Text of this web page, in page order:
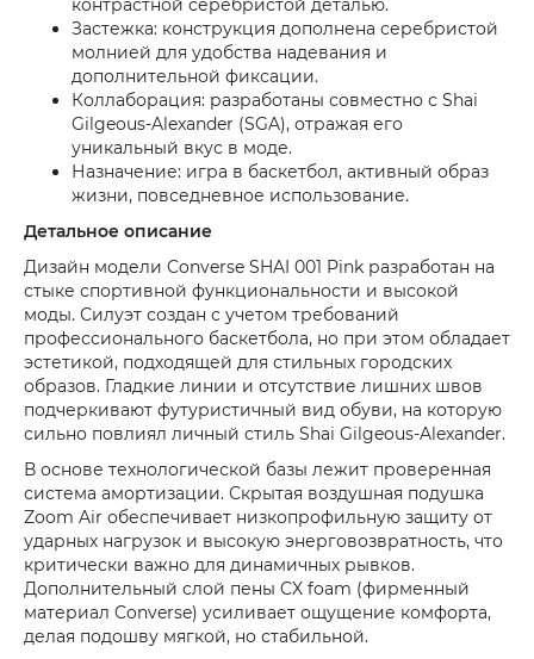
контрастной серебристой деталью.
Застежка: конструкция дополнена серебристой
молнией для удобства надевания и
дополнительной фиксации.
Коллаборация: разработаны совместно с Shai
Gilgeous-Alexander (SGA), отражая его
уникальный вкус в моде.
Назначение: игра в баскетбол, активный образ
жизни, повседневное использование.
Детальное описание
Дизайн модели Converse SHAI 001 Pink разработан на
стыке спортивной функциональности и высокой
моды. Силуэт создан с учетом требований
профессионального баскетбола, но при этом обладает
эстетикой, подходящей для стильных городских
образов. Гладкие линии и отсутствие лишних швов
подчеркивают футуристичный вид обуви, на которую
сильно повлиял личный стиль Shai Gilgeous-Alexander.
В основе технологической базы лежит проверенная
система амортизации. Скрытая воздушная подушка
Zoom Air обеспечивает низкопрофильную защиту от
ударных нагрузок и высокую энерговозвратность, что
критически важно для динамичных рывков.
Дополнительный слой пены CX foam (фирменный
материал Converse) усиливает ощущение комфорта,
делая подошву мягкой, но стабильной.